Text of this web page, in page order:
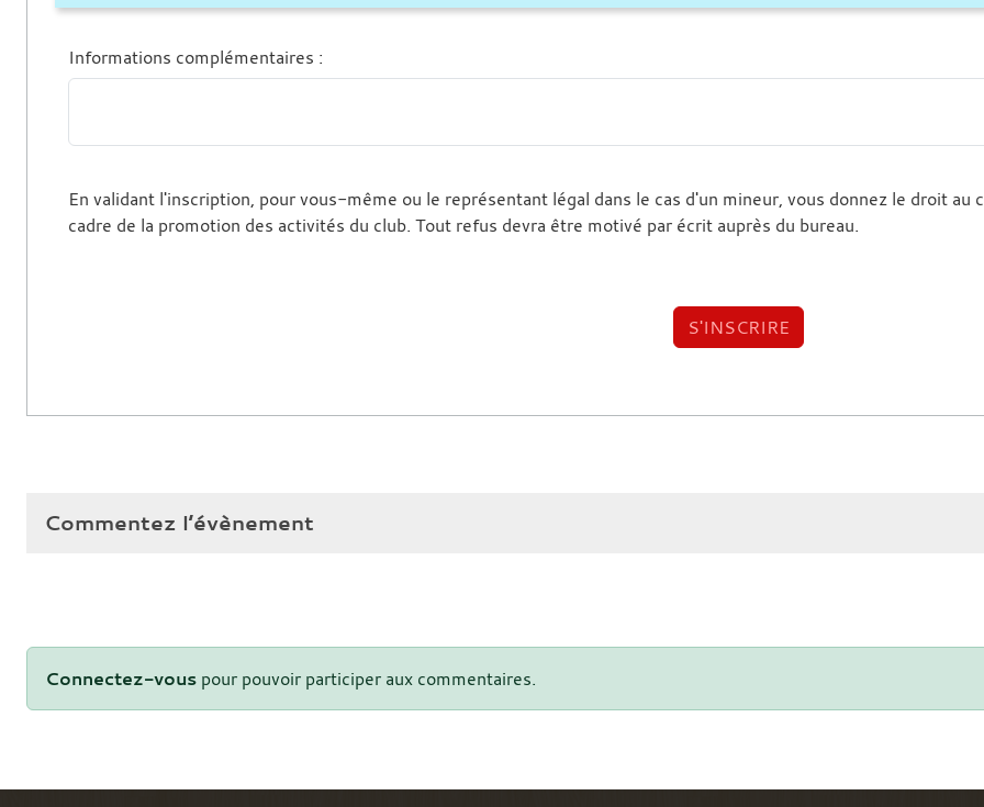
Informations complémentaires :
En validant l'inscription, pour vous-même ou le représentant légal dans le cas d'un mineur, vous donnez le droit
cadre de la promotion des activités du club. Tout refus devra être motivé par écrit auprès du bureau.
Commentez l’évènement
Connectez-vous pour pouvoir participer aux commentaires.